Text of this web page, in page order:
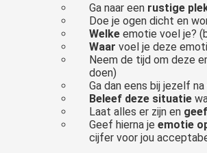
Ga naar een rustige
Doe je ogen dicht en
Welke emotie voel je?
Waar voel je deze
Neem de tijd om deze
doen)
Ga dan eens bij jezelf
Beleef deze situatie
Laat alles er zijn en
Geef hierna je emotie
cijfer voor jou